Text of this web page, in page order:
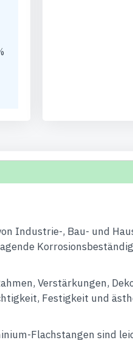
Industrie-, Bau- und
Verstärkungen,
Festigkeit und
Flachstangen sind